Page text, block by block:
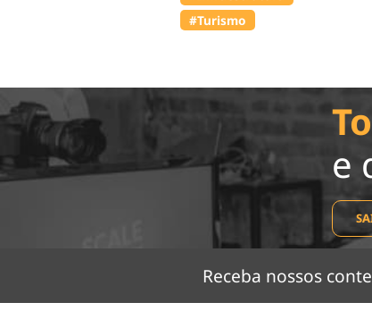
#Turismo
e
Receba nossos